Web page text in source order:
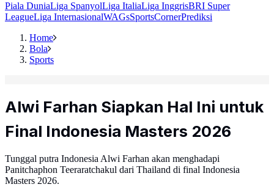
Piala DuniaLiga SpanyolLiga ItaliaLiga InggrisBRI Super
LeagueLiga InternasionalWAGsSportsCornerPrediksi
Home
Bola
Sports
Alwi Farhan Siapkan Hal Ini untuk
Final Indonesia Masters 2026
Tunggal putra Indonesia Alwi Farhan akan menghadapi
Panitchaphon Teeraratchakul dari Thailand di final Indonesia
Masters 2026.